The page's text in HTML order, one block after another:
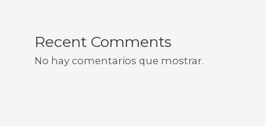
Recent Comments
No hay comentarios que mostrar.